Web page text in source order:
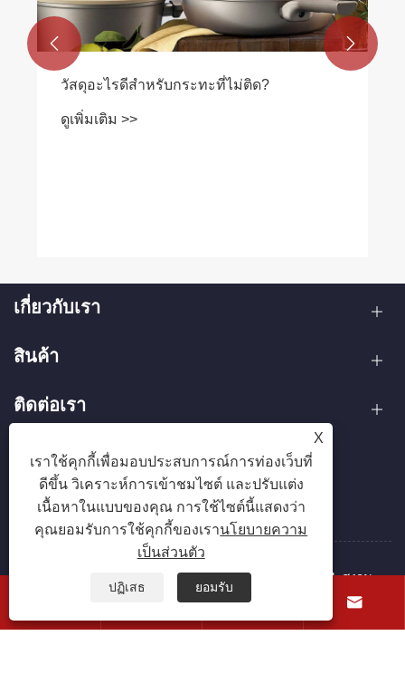
วัสดุอะไรดีสำหรับกระทะที่ไม่ติด?
ดูเพิ่มเติม >>
 
เกี่ยวกับเรา
สินค้า
ติดต่อเรา
ตามเรามา
ลิขสิทธิ์ © 2025 Zhejiang Hanxin Cookware Co., Ltd. สงวน
LinksSitemapRSSXMLนโยบายความเป็นส่วนตัว
 
X
เราใช้คุกกี้เพื่อมอบประสบการณ์การท่องเว็บที่
ดีขึ้น วิเคราะห์การเข้าชมไซต์ และปรับแต่ง
เนื้อหาในแบบของคุณ การใช้ไซต์นี้แสดงว่า
คุณยอมรับการใช้คุกกี้ของเรานโยบายความ
เป็นส่วนตัว
ปฏิเสธ ยอมรับ